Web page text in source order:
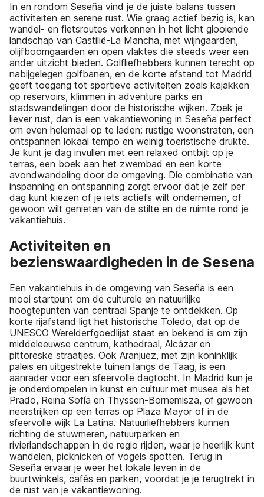
In en rondom Seseña vind je de juiste balans tussen
activiteiten en serene rust. Wie graag actief bezig is, kan
wandel- en fietsroutes verkennen in het licht glooiende
landschap van Castilië-La Mancha, met wijngaarden,
olijfboomgaarden en open vlaktes die steeds weer een
ander uitzicht bieden. Golfliefhebbers kunnen terecht op
nabijgelegen golfbanen, en de korte afstand tot Madrid
geeft toegang tot sportieve activiteiten zoals kajakken
op reservoirs, klimmen in adventure parks en
stadswandelingen door de historische wijken. Zoek je
liever rust, dan is een vakantiewoning in Seseña perfect
om even helemaal op te laden: rustige woonstraten, een
ontspannen lokaal tempo en weinig toeristische drukte.
Je kunt je dag invullen met een relaxed ontbijt op je
terras, een boek aan het zwembad en een korte
avondwandeling door de omgeving. Die combinatie van
inspanning en ontspanning zorgt ervoor dat je zelf per
dag kunt kiezen of je iets actiefs wilt ondernemen, of
gewoon wilt genieten van de stilte en de ruimte rond je
vakantiehuis.
Activiteiten en
bezienswaardigheden in de Sesena
Een vakantiehuis in de omgeving van Seseña is een
mooi startpunt om de culturele en natuurlijke
hoogtepunten van centraal Spanje te ontdekken. Op
korte rijafstand ligt het historische Toledo, dat op de
UNESCO Werelderfgoedlijst staat en bekend is om zijn
middeleeuwse centrum, kathedraal, Alcázar en
pittoreske straatjes. Ook Aranjuez, met zijn koninklijk
paleis en uitgestrekte tuinen langs de Taag, is een
aanrader voor een sfeervolle dagtocht. In Madrid kun je
je onderdompelen in kunst en cultuur met musea als het
Prado, Reina Sofía en Thyssen-Bornemisza, of gewoon
neerstrijken op een terras op Plaza Mayor of in de
sfeervolle wijk La Latina. Natuurliefhebbers kunnen
richting de stuwmeren, natuurparken en
rivierlandschappen in de regio rijden, waar je heerlijk kunt
wandelen, picknicken of vogels spotten. Terug in
Seseña ervaar je weer het lokale leven in de
buurtwinkels, cafés en parken, voordat je je terugtrekt in
de rust van je vakantiewoning.